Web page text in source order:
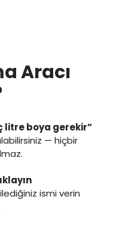
Aracı
litre boya gerekir”
— hiçbir
ismi verin